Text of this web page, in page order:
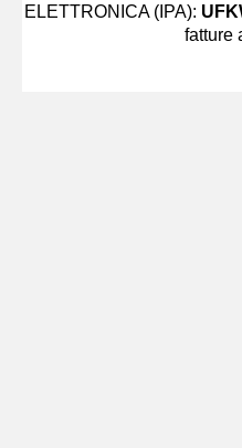
ELETTRONICA (IPA):
fatture